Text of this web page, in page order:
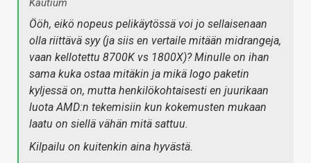
Kautium
Ööh, eikö nopeus pelikäytössä voi jo sellaisenaan
olla riittävä syy (ja siis en vertaile mitään midrangeja,
vaan kellotettu 8700K vs 1800X)? Minulle on ihan
sama kuka ostaa mitäkin ja mikä logo paketin
kyljessä on, mutta henkilökohtaisesti en juurikaan
luota AMD:n tekemisiin kun kokemusten mukaan
laatu on siellä vähän mitä sattuu.
Kilpailu on kuitenkin aina hyvästä.